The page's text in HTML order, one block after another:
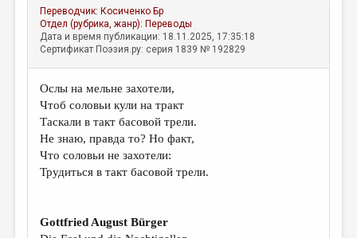
КОММЕНТАРИИ
ЛИТСАЛОН
ПРАВИЛА САЙТА
ОТДЕЛЫ И РУБРИКИ
ИЗБРАННОЕ
ПРОИЗВЕДЕНИЯ
Переводчик: Косиченко Бр
Отдел (рубрика, жанр): Переводы
Дата и время публикации: 18.11.2025, 17:35:18
Сертификат Поэзия.ру: серия 1839 № 192829
Ослы на мельне захотели,
Чтоб соловьи кули на тракт
Таскали в такт басовой трели.
Не знаю, правда то? Но факт,
Что соловьи не захотели:
Трудиться в такт басовой трели.
Gottfried August Bürger